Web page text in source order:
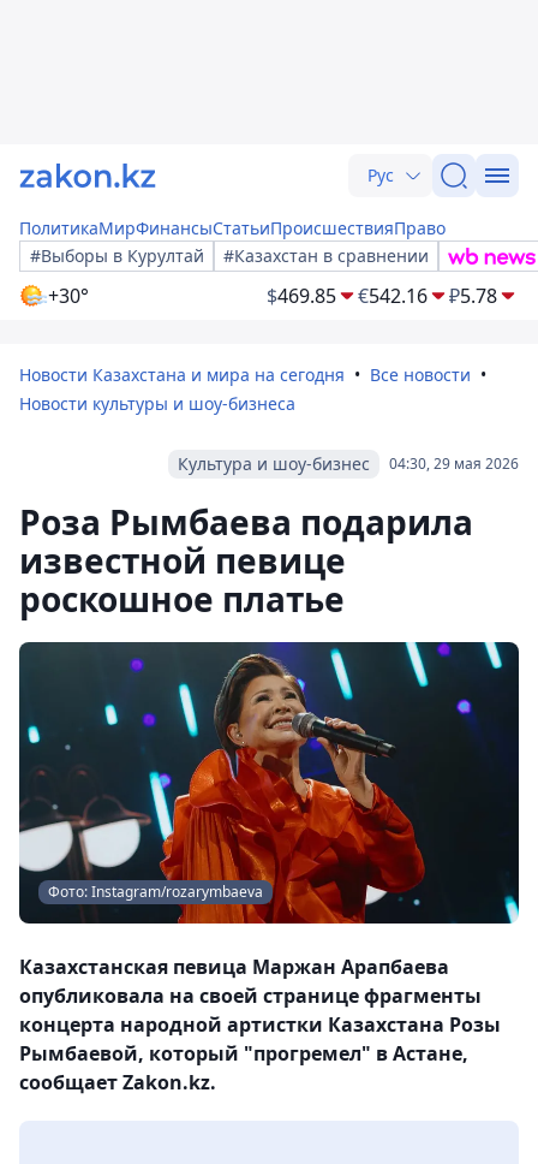
Рус
ПолитикаМирФинансыСтатьиПроисшествияПраво
#Выборы в Курултай
#Казахстан в сравнении
+30° $469.85 €542.16 ₽5.78
Новости Казахстана и мира на сегодня
Все новости
Новости культуры и шоу-бизнеса
04:30, 29 мая 2026
Культура и шоу-бизнес
Роза Рымбаева подарила
известной певице
роскошное платье
Фото: Instagram/rozarymbaeva
Казахстанская певица Маржан Арапбаева
опубликовала на своей странице фрагменты
концерта народной артистки Казахстана Розы
Рымбаевой, который "прогремел" в Астане,
сообщает Zakon.kz.